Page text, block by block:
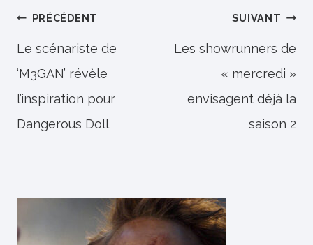
Navigation
de
l’article
PRÉCÉDENT
Le scénariste de
‘M3GAN’ révèle
l’inspiration pour
Dangerous Doll
SUIVANT
Les showrunners de
« mercredi »
envisagent déjà la
saison 2